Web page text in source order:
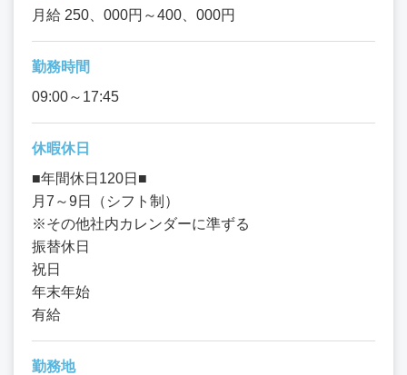
月給 250、000円～400、000円
勤務時間
09:00～17:45
休暇休日
■年間休日120日■
月7～9日（シフト制）
※その他社内カレンダーに準ずる
振替休日
祝日
年末年始
有給
勤務地